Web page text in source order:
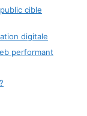
cible
digitale
performant